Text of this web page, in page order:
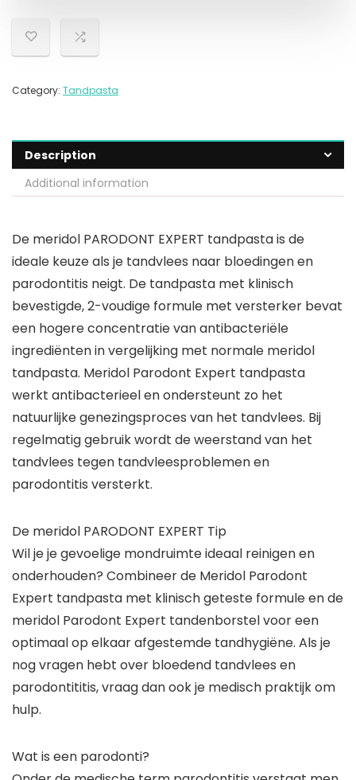
Category: Tandpasta
Description
Additional information
De meridol PARODONT EXPERT tandpasta is de
ideale keuze als je tandvlees naar bloedingen en
parodontitis neigt. De tandpasta met klinisch
bevestigde, 2-voudige formule met versterker bevat
een hogere concentratie van antibacteriële
ingrediënten in vergelijking met normale meridol
tandpasta. Meridol Parodont Expert tandpasta
werkt antibacterieel en ondersteunt zo het
natuurlijke genezingsproces van het tandvlees. Bij
regelmatig gebruik wordt de weerstand van het
tandvlees tegen tandvleesproblemen en
parodontitis versterkt.
De meridol PARODONT EXPERT Tip
Wil je je gevoelige mondruimte ideaal reinigen en
onderhouden? Combineer de Meridol Parodont
Expert tandpasta met klinisch geteste formule en de
meridol Parodont Expert tandenborstel voor een
optimaal op elkaar afgestemde tandhygiëne. Als je
nog vragen hebt over bloedend tandvlees en
parodontititis, vraag dan ook je medisch praktijk om
hulp.
Wat is een parodonti?